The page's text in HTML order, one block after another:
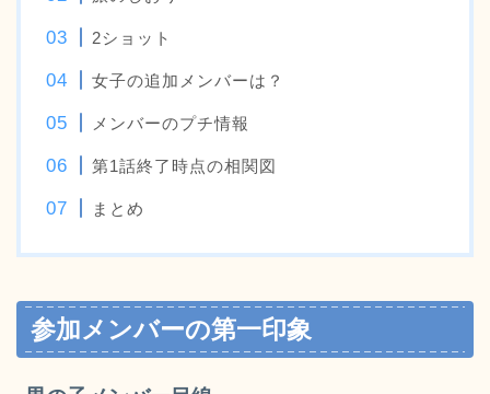
2ショット
女子の追加メンバーは？
メンバーのプチ情報
第1話終了時点の相関図
まとめ
参加メンバーの第一印象